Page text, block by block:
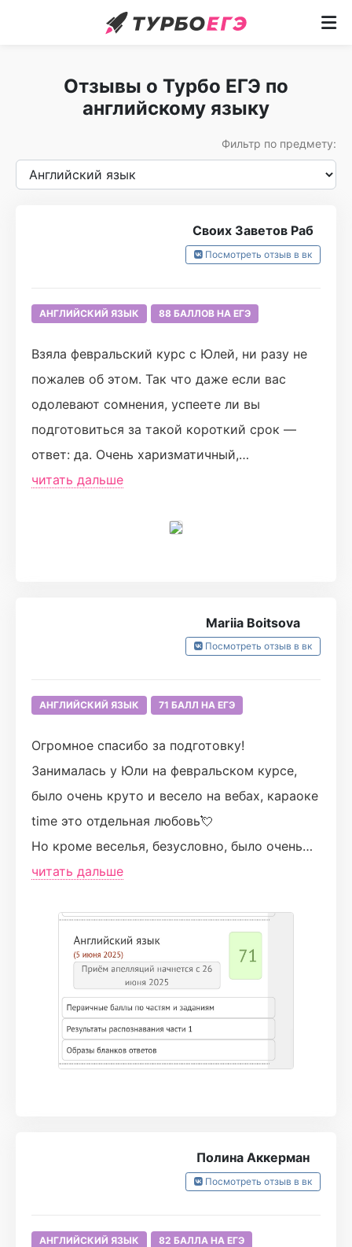
Как учим
Отзывы
Отзывы о Турбо ЕГЭ по
английскому языку
Фильтр по предмету:
Своих Заветов Раб
Посмотреть отзыв в вк
АНГЛИЙСКИЙ ЯЗЫК 88 БАЛЛОВ НА ЕГЭ
Взяла февральский курс с Юлей, ни разу не
пожалев об этом. Так что даже если вас
одолевают сомнения, успеете ли вы
подготовиться за такой короткий срок —
ответ: да. Очень харизматичный,
талантливый педагог, который не только по-
найти общий язык с учениками, за что ей
читать дальше
Mariia Boitsova
Посмотреть отзыв в вк
АНГЛИЙСКИЙ ЯЗЫК 71 БАЛЛ НА ЕГЭ
Огромное спасибо за подготовку!
Занималась у Юли на февральском курсе,
было очень круто и весело на вебах, караоке
time это отдельная любовь💘
Но кроме веселья, безусловно, было очень
много полезной информации. По любому
пояснят как прямо на вебинарах, так и в
личном общении в вк.
А сама платформа для меня безумно удобная,
очень помогла прогнать все темы перед
экзаменом.
читать дальше
Полина Аккерман
Посмотреть отзыв в вк
АНГЛИЙСКИЙ ЯЗЫК 82 БАЛЛА НА ЕГЭ